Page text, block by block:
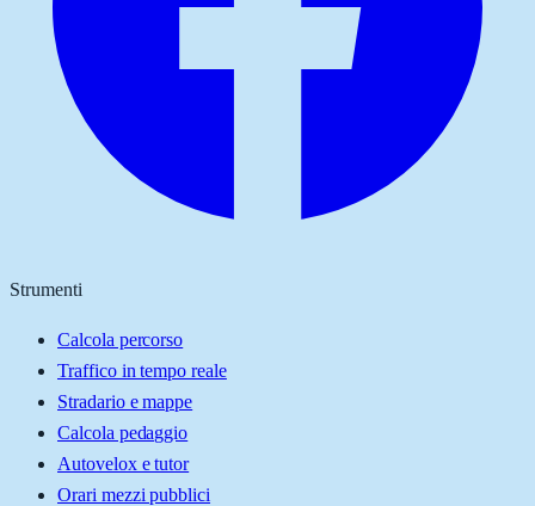
Strumenti
Calcola percorso
Traffico in tempo reale
Stradario e mappe
Calcola pedaggio
Autovelox e tutor
Orari mezzi pubblici